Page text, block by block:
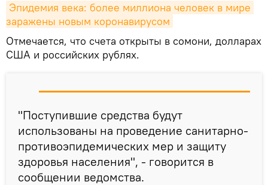
Эпидемия века: более миллиона человек в мире
заражены новым коронавирусом
Отмечается, что счета открыты в сомони, долларах
США и российских рублях.
"Поступившие средства будут
использованы на проведение санитарно-
противоэпидемических мер и защиту
здоровья населения", - говорится в
сообщении ведомства.